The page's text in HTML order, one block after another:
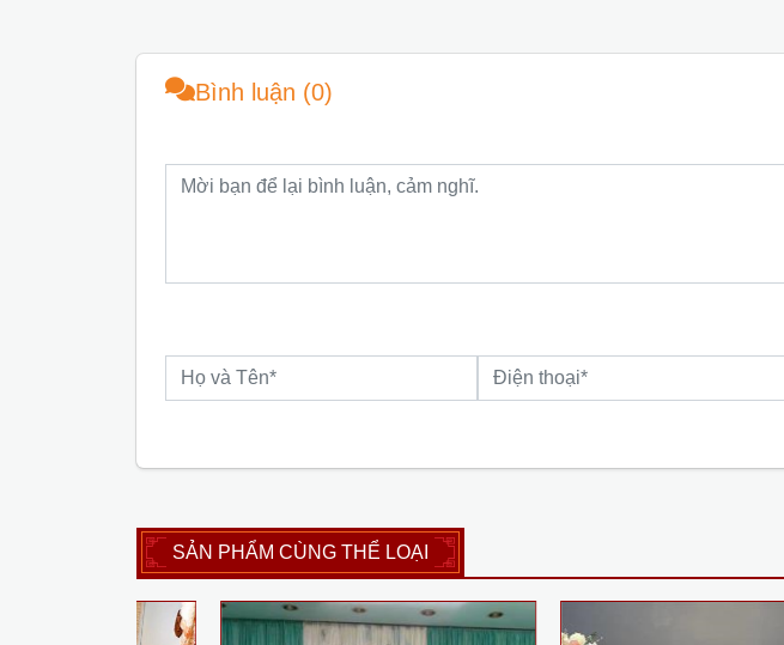
Bình luận (0)
SẢN PHẨM CÙNG THỂ LOẠI